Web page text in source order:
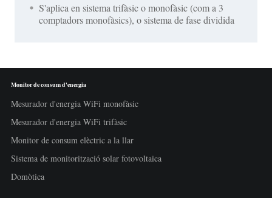
S'aplica en sistema trifàsic o monofàsic (com a 3
comptadors monofàsics), o sistema de fase dividida
Monitor de consum d'energia
Mesurador d'energia WiFi monofàsic
Mesurador d'energia WiFi trifàsic
Monitor de consum elèctric a la llar
Sistema de monitorització solar fotovoltaica
Domòtica